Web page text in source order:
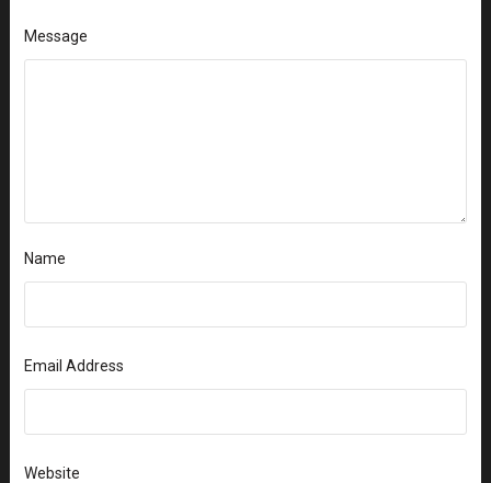
Message
Name
Email Address
Website